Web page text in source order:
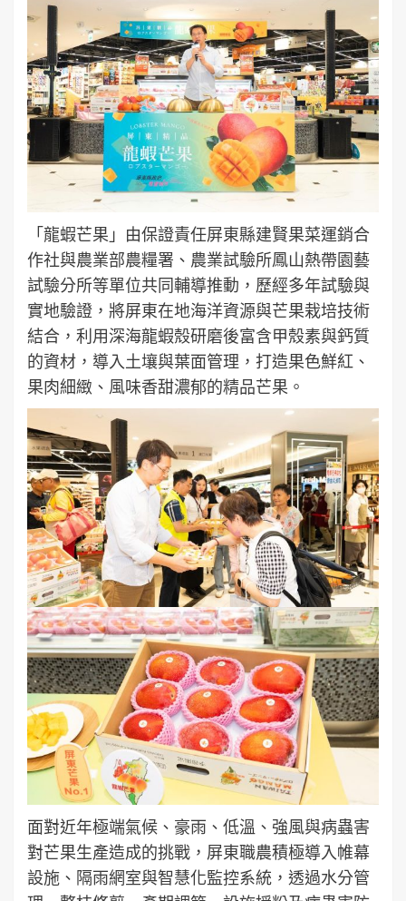
「龍蝦芒果」由保證責任屏東縣建賢果菜運銷合
作社與農業部農糧署、農業試驗所鳳山熱帶園藝
試驗分所等單位共同輔導推動，歷經多年試驗與
實地驗證，將屏東在地海洋資源與芒果栽培技術
結合，利用深海龍蝦殼研磨後富含甲殼素與鈣質
的資材，導入土壤與葉面管理，打造果色鮮紅、
果肉細緻、風味香甜濃郁的精品芒果。
面對近年極端氣候、豪雨、低溫、強風與病蟲害
對芒果生產造成的挑戰，屏東職農積極導入帷幕
設施、隔雨網室與智慧化監控系統，透過水分管